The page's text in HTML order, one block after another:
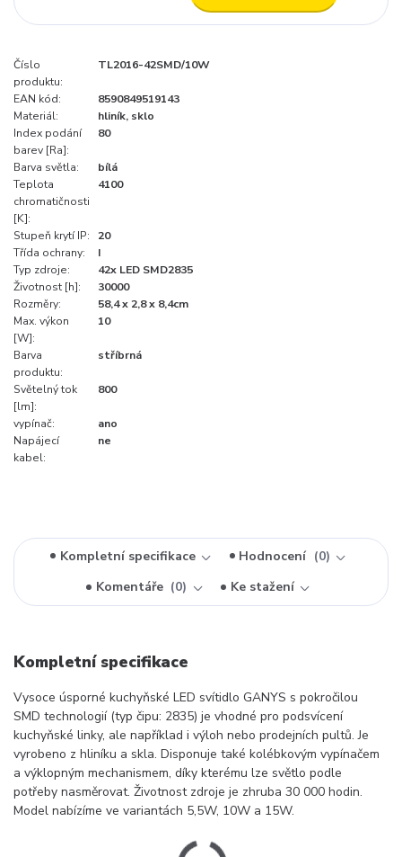
Číslo
produktu:
TL2016-42SMD/10W
EAN kód:
8590849519143
Materiál:
hliník, sklo
Index podání
barev [Ra]:
80
Barva světla:
bílá
Teplota
chromatičnosti
[K]:
4100
Stupeň krytí IP:
20
Třída ochrany:
I
Typ zdroje:
42x LED SMD2835
Životnost [h]:
30000
Rozměry:
58,4 x 2,8 x 8,4cm
Max. výkon
[W]:
10
Barva
produktu:
stříbrná
Světelný tok
[lm]:
800
vypínač:
ano
Napájecí
kabel:
ne
Kompletní specifikace Hodnocení
0
Komentáře
0 Ke stažení
Kompletní specifikace
Vysoce úsporné kuchyňské LED svítidlo GANYS s pokročilou
SMD technologií (typ čipu: 2835) je vhodné pro podsvícení
kuchyňské linky, ale například i výloh nebo prodejních pultů. Je
vyrobeno z hliníku a skla. Disponuje také kolébkovým vypínačem
a výklopným mechanismem, díky kterému lze světlo podle
potřeby nasměrovat. Životnost zdroje je zhruba 30 000 hodin.
Model nabízíme ve variantách 5,5W, 10W a 15W.